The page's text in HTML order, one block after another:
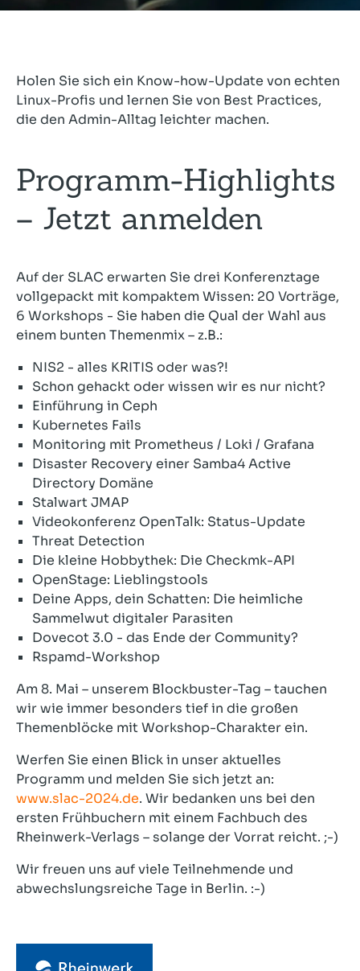
Holen Sie sich ein Know-how-Update von echten
Linux-Profis und lernen Sie von Best Practices,
die den Admin-Alltag leichter machen.
Programm-Highlights
– Jetzt anmelden
Auf der SLAC erwarten Sie drei Konferenztage
vollgepackt mit kompaktem Wissen: 20 Vorträge,
6 Workshops - Sie haben die Qual der Wahl aus
einem bunten Themenmix – z.B.:
NIS2 - alles KRITIS oder was?!
Schon gehackt oder wissen wir es nur nicht?
Einführung in Ceph
Kubernetes Fails
Monitoring mit Prometheus / Loki / Grafana
Disaster Recovery einer Samba4 Active
Directory Domäne
Stalwart JMAP
Videokonferenz OpenTalk: Status-Update
Threat Detection
Die kleine Hobbythek: Die Checkmk-API
OpenStage: Lieblingstools
Deine Apps, dein Schatten: Die heimliche
Sammelwut digitaler Parasiten
Dovecot 3.0 - das Ende der Community?
Rspamd-Workshop
Am 8. Mai – unserem Blockbuster-Tag – tauchen
wir wie immer besonders tief in die großen
Themenblöcke mit Workshop-Charakter ein.
Werfen Sie einen Blick in unser aktuelles
Programm und melden Sie sich jetzt an:
www.slac-2024.de. Wir bedanken uns bei den
ersten Frühbuchern mit einem Fachbuch des
Rheinwerk-Verlags – solange der Vorrat reicht. ;-)
Wir freuen uns auf viele Teilnehmende und
abwechslungsreiche Tage in Berlin. :-)